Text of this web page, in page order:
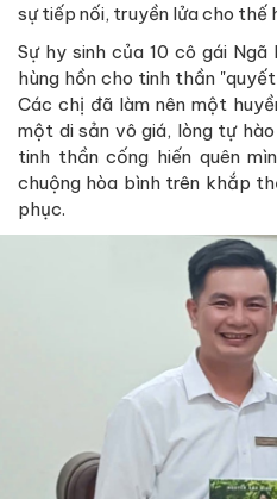
sự tiếp nối, truyền lửa cho thế
Sự hy sinh của 10 cô gái
hùng hồn cho tinh thần
Các chị đã làm nên một
một di sản vô giá, lòng tự
tinh thần cống hiến quên
chuộng hòa bình trên khắp
phục.